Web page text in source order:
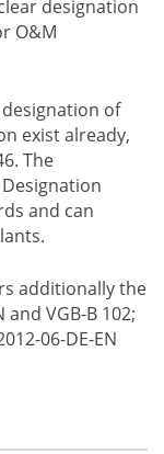
designation
O&M
of
exist already,
The
and can
additionally the
and VGB-B 102;
06-DE-EN